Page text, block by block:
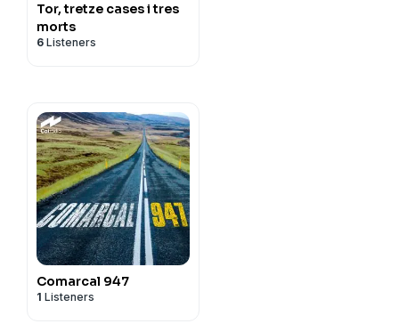
Tor, tretze cases i tres
morts
6 Listeners
Comarcal 947
1 Listeners